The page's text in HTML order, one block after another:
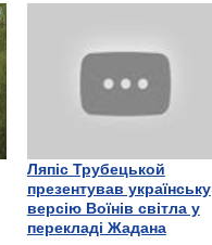
Ляпіс Трубецькой
презентував українську
версію Воїнів світла у
перекладі Жадана